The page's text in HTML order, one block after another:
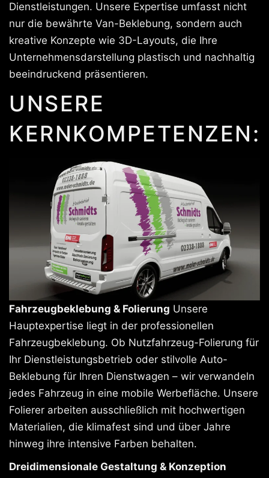
Dienstleistungen. Unsere Expertise umfasst nicht
nur die bewährte Van-Beklebung, sondern auch
kreative Konzepte wie 3D-Layouts, die Ihre
Unternehmensdarstellung plastisch und nachhaltig
beeindruckend präsentieren.
UNSERE
KERNKOMPETENZEN:
Fahrzeugbeklebung & Folierung Unsere
Hauptexpertise liegt in der professionellen
Fahrzeugbeklebung. Ob Nutzfahrzeug-Folierung für
Ihr Dienstleistungsbetrieb oder stilvolle Auto-
Beklebung für Ihren Dienstwagen – wir verwandeln
jedes Fahrzeug in eine mobile Werbefläche. Unsere
Folierer arbeiten ausschließlich mit hochwertigen
Materialien, die klimafest sind und über Jahre
hinweg ihre intensive Farben behalten.
Dreidimensionale Gestaltung & Konzeption